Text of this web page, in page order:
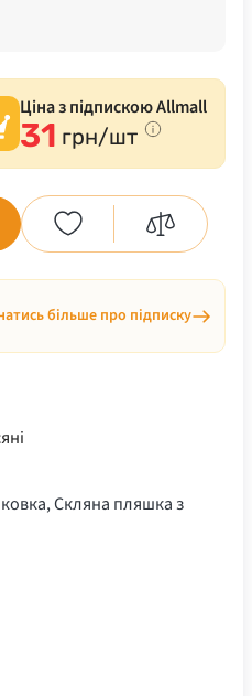
Ціна з підпискою Allmall
31 грн/шт
більше про підписку
Скляна пляшка з